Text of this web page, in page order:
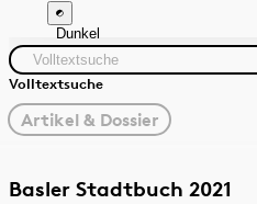
Dunkel
Volltextsuche
gewählter
Filter
Artikel & Dossier
Zeitraum Autor:in
Basler Stadtbuch 2021